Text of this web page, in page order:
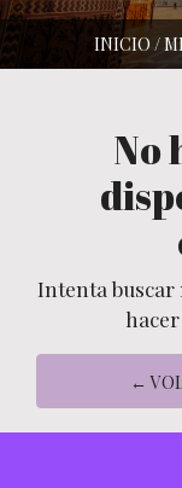
INICIO /
No
Intenta buscar
←